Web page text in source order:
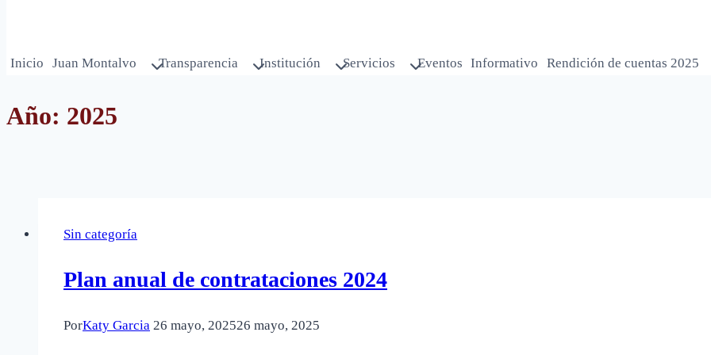
Inicio Juan Montalvo Transparencia Institución Servicios Eventos Informativo Rendición de cuentas 2025
Año: 2025
Sin categoría
Plan anual de contrataciones 2024
PorKaty Garcia 26 mayo, 202526 mayo, 2025